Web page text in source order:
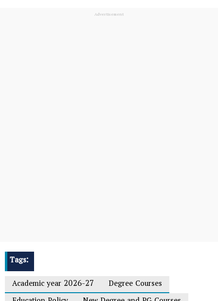
Tags:
Academic year 2026-27
Degree Courses